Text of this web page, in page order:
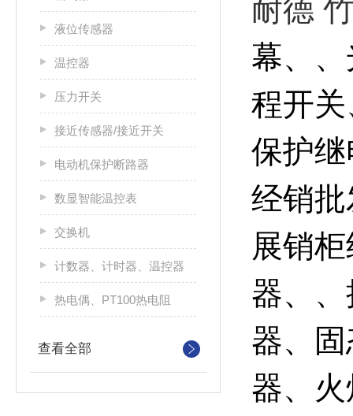
液位传感器
温控器
压力开关
接近传感器/接近开关
电动机保护断路器
数显智能温控表
交换机
计数器、计时器、温控器
热电偶、PT100热电阻
查看全部
耐德
幕、
程开
保护
经销
展销
器、
器、
器、